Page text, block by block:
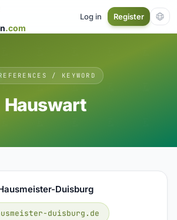
.com
Log in Register
/ KEYWORD
Hauswart
Duisburg
duisburg.de